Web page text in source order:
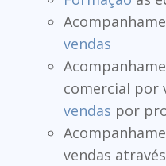
vendas
comercial por
vendas por
vendas